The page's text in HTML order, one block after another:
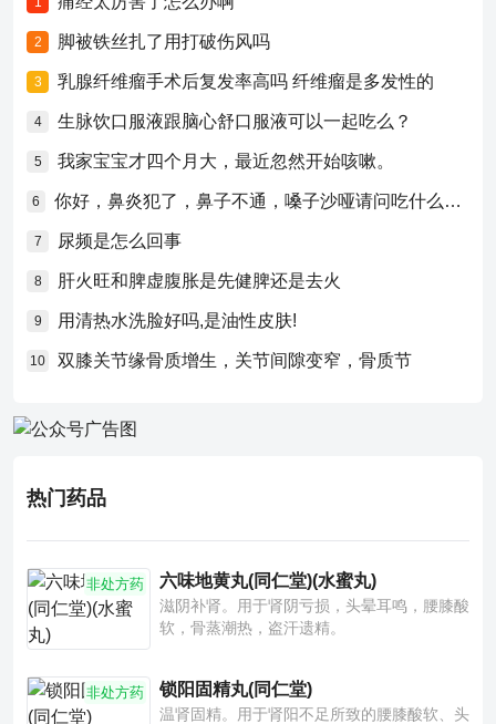
2 脚被铁丝扎了用打破伤风吗
3 乳腺纤维瘤手术后复发率高吗 纤维瘤是多发性的
4 生脉饮口服液跟脑心舒口服液可以一起吃么？
5 我家宝宝才四个月大，最近忽然开始咳嗽。
6 你好，鼻炎犯了，鼻子不通，嗓子沙哑请问吃什么药比较好？
7 尿频是怎么回事
8 肝火旺和脾虚腹胀是先健脾还是去火
9 用清热水洗脸好吗,是油性皮肤!
10 双膝关节缘骨质增生，关节间隙变窄，骨质节
热门药品
非处方药 六味地黄丸(同仁堂)(水蜜丸)
滋阴补肾。用于肾阴亏损，头晕耳鸣，腰膝酸
软，骨蒸潮热，盗汗遗精。
非处方药 锁阳固精丸(同仁堂)
温肾固精。用于肾阳不足所致的腰膝酸软、头